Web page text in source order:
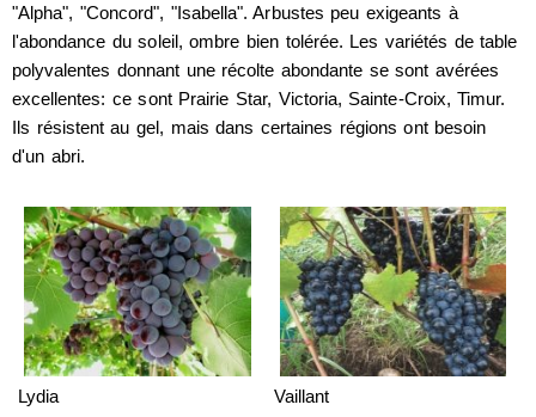
"Alpha", "Concord", "Isabella". Arbustes peu exigeants à
l'abondance du soleil, ombre bien tolérée. Les variétés de table
polyvalentes donnant une récolte abondante se sont avérées
excellentes: ce sont Prairie Star, Victoria, Sainte-Croix, Timur.
Ils résistent au gel, mais dans certaines régions ont besoin
d'un abri.
Lydia Vaillant